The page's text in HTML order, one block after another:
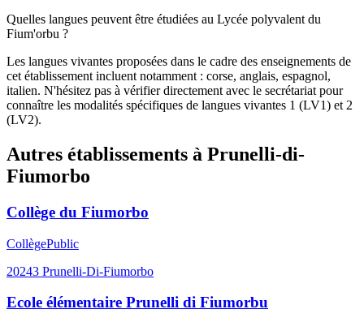
Quelles langues peuvent être étudiées au Lycée polyvalent du
Fium'orbu ?
Les langues vivantes proposées dans le cadre des enseignements de
cet établissement incluent notamment : corse, anglais, espagnol,
italien. N'hésitez pas à vérifier directement avec le secrétariat pour
connaître les modalités spécifiques de langues vivantes 1 (LV1) et 2
(LV2).
Autres établissements à Prunelli-di-
Fiumorbo
Collège du Fiumorbo
CollègePublic
20243 Prunelli-Di-Fiumorbo
Ecole élémentaire Prunelli di Fiumorbu